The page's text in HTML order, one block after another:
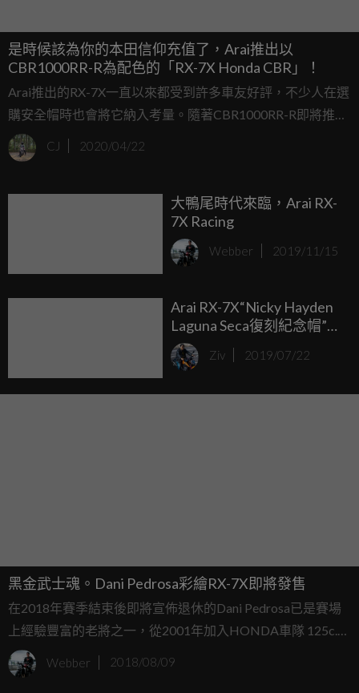
是時候該為你的本田信仰充值了，Arai推出以
CBR1000RR-R為配色的「RX-7X Honda CBR」！
Arai推出的RX-7X一直以來都受到許多車友好評，不少人在選
購安全帽時也會將它納入考量。隨著CBR1000RR-R即將推
出，Arai這次針對亞洲市場推出了以這台車色為配色的「RX-
7X Honda CBR」。讓你除了擁有頂級的安全性之外，也可以
CJ 2020/04/22
大鴨尾時代來臨，Arai RX-
7X Racing
Webber 2019/11/15
Arai RX-7X“Nicky Hayden
Laguna Seca復刻紀念帽”賽
道亮相！
Ziv 2019/07/22
黑金武士魂。Dani Pedrosa彩繪RX-7X即將發售
在2018年賽季結束後即將宣佈退休的Dani Pedrosa已是賽場
上經驗豐富的老將之一，從2001年加入HONDA車隊 125c.c.
組別的他到2018年的今天始終效力於HONDA車隊，在2006
年升上GP組別後已取得31場勝利，相信許多忠實GP車迷一
Webber 2018/08/09